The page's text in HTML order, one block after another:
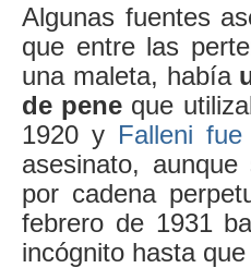
Algunas fuentes
que entre las
una maleta, había
de pene que
1920 y Falleni fue
asesinato,
por cadena
febrero de 1931
incógnito hasta